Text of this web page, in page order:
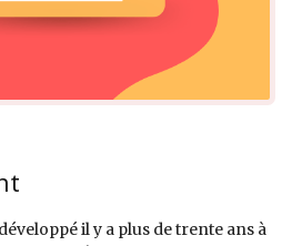
il y a plus de trente ans à